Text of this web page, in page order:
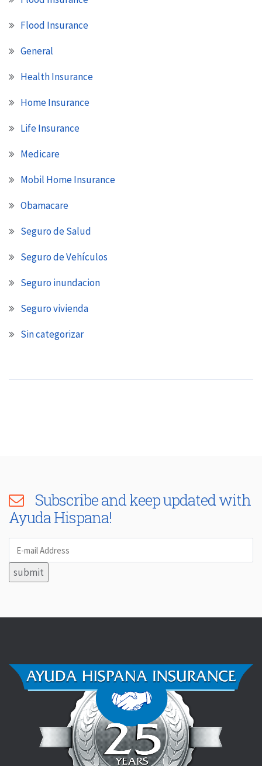
Flood Insurance
General
Health Insurance
Home Insurance
Life Insurance
Medicare
Mobil Home Insurance
Obamacare
Seguro de Salud
Seguro de Vehículos
Seguro inundacion
Seguro vivienda
Sin categorizar
Subscribe and keep updated with
Ayuda Hispana!